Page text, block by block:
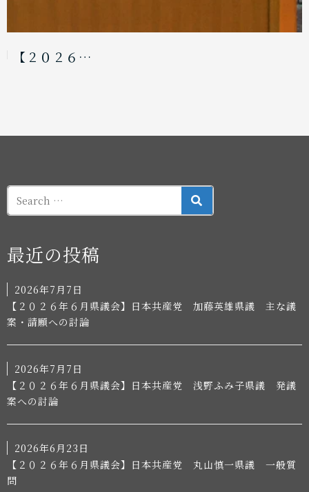
【２０２６…
SEARCH
最近の投稿
2026年7月7日
【２０２６年６月県議会】日本共産党 加藤英雄県議 主な議
案・請願への討論
2026年7月7日
【２０２６年６月県議会】日本共産党 浅野ふみ子県議 発議
案への討論
2026年6月23日
【２０２６年６月県議会】日本共産党 丸山慎一県議 一般質
問